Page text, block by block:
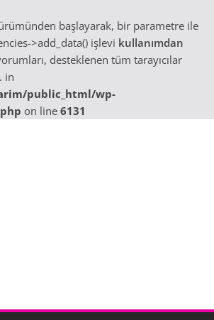
başlayarak, bir parametre ile
>add_data() işlevi kullanımdan
desteklenen tüm tarayıcılar
in
public_html/wp-
on line 6131